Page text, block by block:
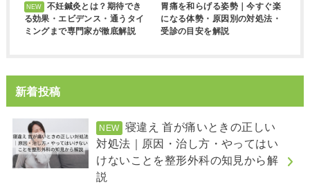
不妊鍼灸とは？期待でき
る効果・エビデンス・通うタイ
ミングまで専門家が徹底解説
胃痛を和らげる姿勢｜今すぐ楽
になる体勢・原因別の対処法・
受診の目安を解説
新着投稿
寝違え 首が痛いときの正しい
対処法｜原因・治し方・やってはい
けないことを整形外科の知見から解
説